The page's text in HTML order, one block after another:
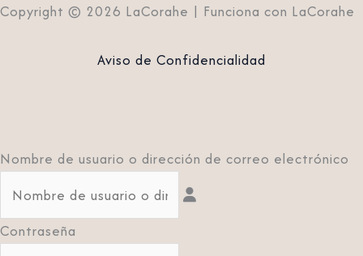
Copyright © 2026 LaCorahe | Funciona con LaCorahe
Aviso de Confidencialidad
Nombre de usuario o dirección de correo electrónico
Contraseña